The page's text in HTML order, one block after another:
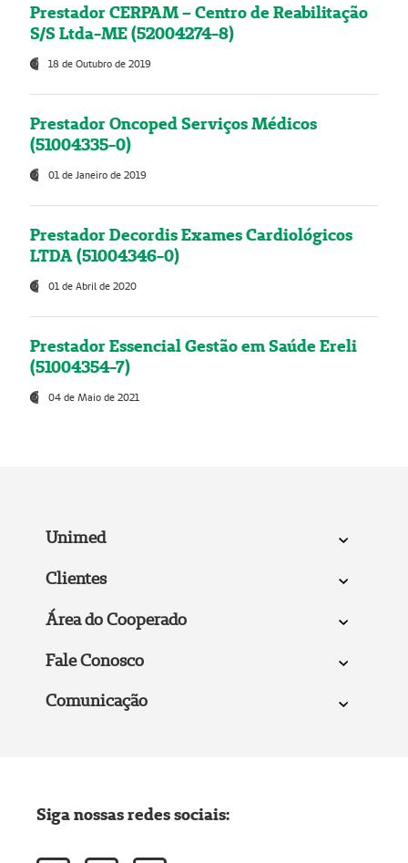
Prestador CERPAM – Centro de Reabilitação
S/S Ltda-ME (52004274-8)
18 de Outubro de 2019
Prestador Oncoped Serviços Médicos
(51004335-0)
01 de Janeiro de 2019
Prestador Decordis Exames Cardiológicos
LTDA (51004346-0)
01 de Abril de 2020
Prestador Essencial Gestão em Saúde Ereli
(51004354-7)
04 de Maio de 2021
Unimed
Clientes
Área do Cooperado
Fale Conosco
Comunicação
Siga nossas redes sociais: